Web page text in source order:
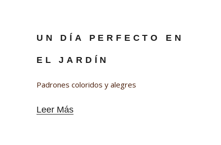
UN DÍA PERFECTO EN
EL JARDÍN
Padrones coloridos y alegres
Leer Más